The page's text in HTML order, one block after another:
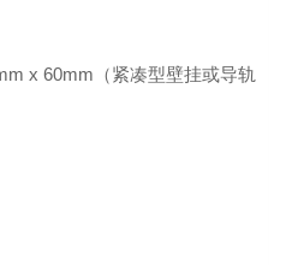
x 60mm（紧凑型壁挂或导轨